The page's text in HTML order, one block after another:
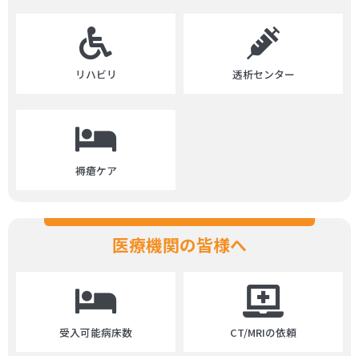
リハビリ 透析センター
褥瘡ケア
医療機関の皆様へ
受入可能病床数 CT/MRIの依頼